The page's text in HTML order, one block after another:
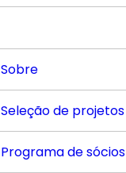
Sobre
Seleção de projetos
Programa de sócios